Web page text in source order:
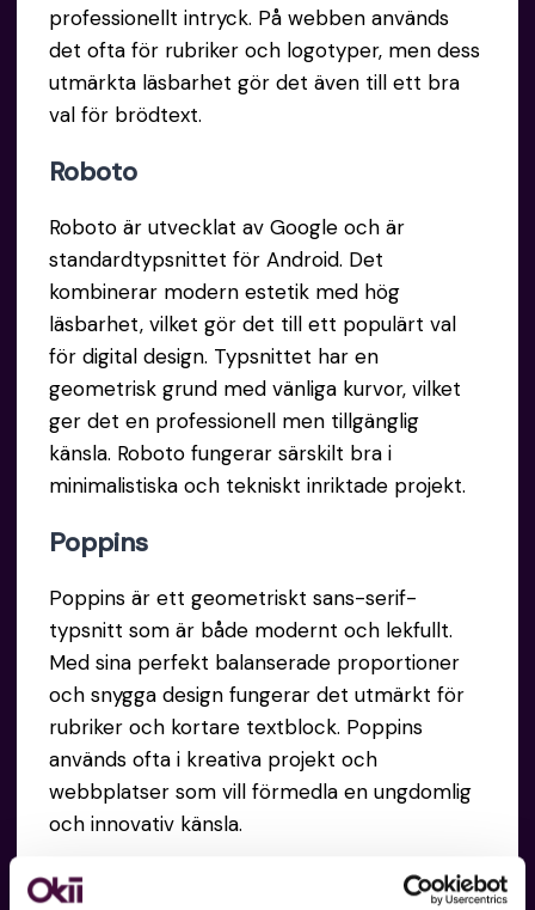
professionellt intryck. På webben används
det ofta för rubriker och logotyper, men dess
utmärkta läsbarhet gör det även till ett bra
val för brödtext.
Roboto
Roboto är utvecklat av Google och är
standardtypsnittet för Android. Det
kombinerar modern estetik med hög
läsbarhet, vilket gör det till ett populärt val
för digital design. Typsnittet har en
geometrisk grund med vänliga kurvor, vilket
ger det en professionell men tillgänglig
känsla. Roboto fungerar särskilt bra i
minimalistiska och tekniskt inriktade projekt.
Poppins
Poppins är ett geometriskt sans-serif-
typsnitt som är både modernt och lekfullt.
Med sina perfekt balanserade proportioner
och snygga design fungerar det utmärkt för
rubriker och kortare textblock. Poppins
används ofta i kreativa projekt och
webbplatser som vill förmedla en ungdomlig
och innovativ känsla.
Montserrat